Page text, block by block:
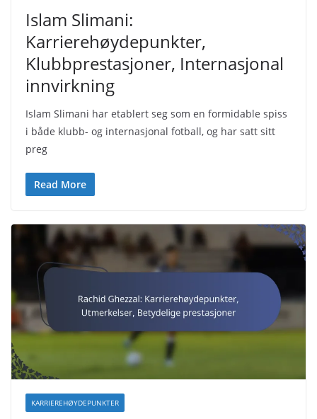
Islam Slimani:
Karrierehøydepunkter,
Klubbprestasjoner, Internasjonal
innvirkning
Islam Slimani har etablert seg som en formidable spiss
i både klubb- og internasjonal fotball, og har satt sitt
preg
Read More
KARRIEREHØYDEPUNKTER